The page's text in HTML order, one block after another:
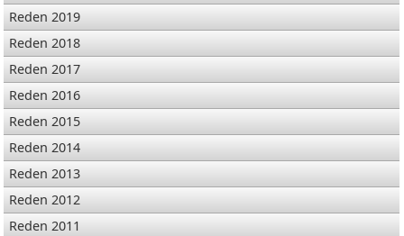
Reden 2019
Reden 2018
Reden 2017
Reden 2016
Reden 2015
Reden 2014
Reden 2013
Reden 2012
Reden 2011